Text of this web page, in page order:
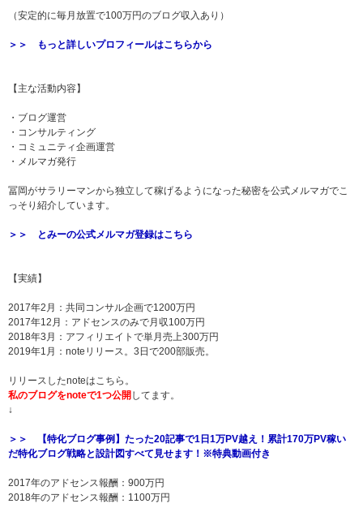
（安定的に毎月放置で100万円のブログ収入あり）
＞＞ もっと詳しいプロフィールはこちらから
【主な活動内容】
・ブログ運営
・コンサルティング
・コミュニティ企画運営
・メルマガ発行
冨岡がサラリーマンから独立して稼げるようになった秘密を公式メルマガでこ
っそり紹介しています。
＞＞ とみーの公式メルマガ登録はこちら
【実績】
2017年2月：共同コンサル企画で1200万円
2017年12月：アドセンスのみで月収100万円
2018年3月：アフィリエイトで単月売上300万円
2019年1月：noteリリース。3日で200部販売。
リリースしたnoteはこちら。
私のブログをnoteで1つ公開 してます。
↓
＞＞ 【特化ブログ事例】たった20記事で1日1万PV越え！累計170万PV稼い
だ特化ブログ戦略と設計図すべて見せます！※特典動画付き
2017年のアドセンス報酬：900万円
2018年のアドセンス報酬：1100万円